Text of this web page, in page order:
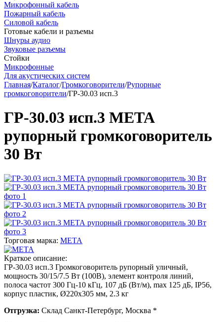
Микрофонный кабель
Пожарный кабель
Силовой кабель
Готовые кабели и разъемы
Шнуры аудио
Звуковые разъемы
Стойки
Микрофонные
Для акустических систем
Главная/Каталог/Громкоговорители/Рупорные
громкоговорители/ГР-30.03 исп.3
ГР-30.03 исп.3 МЕТА
рупорный громкоговоритель
30 Вт
Торговая марка: МЕТА
Краткое описание:
ГР-30.03 исп.3 Громкоговоритель рупорный уличный,
мощность 30/15/7.5 Вт (100В), элемент контроля линий,
полоса частот 300 Гц-10 кГц, 107 дБ (Вт/м), max 125 дБ, IP56,
корпус пластик, Ø220х305 мм, 2.3 кг
Отгрузка: Склад Санкт-Петербург, Москва *